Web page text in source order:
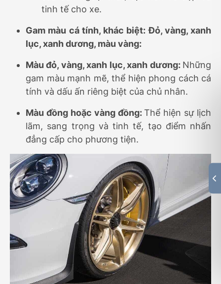
tinh tế cho xe.
Gam màu cá tính, khác biệt: Đỏ, vàng, xanh
lục, xanh dương, màu vàng:
Màu đỏ, vàng, xanh lục, xanh dương: Những
gam màu mạnh mẽ, thể hiện phong cách cá
tính và dấu ấn riêng biệt của chủ nhân.
Màu đồng hoặc vàng đồng: Thể hiện sự lịch
lãm, sang trọng và tinh tế, tạo điểm nhấn
đẳng cấp cho phương tiện.